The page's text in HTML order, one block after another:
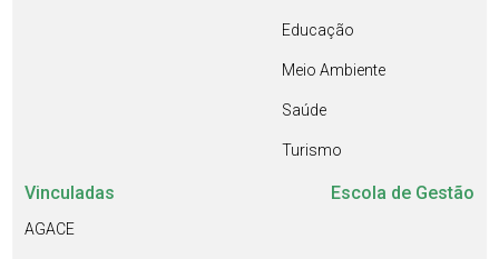
Educação
Meio Ambiente
Saúde
Turismo
Vinculadas
AGACE
Escola de Gestão